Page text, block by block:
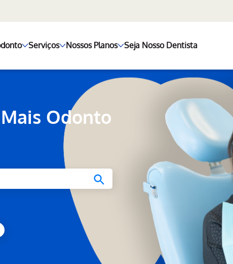
Serviços Nossos Planos Seja Nosso Dentista
Odonto